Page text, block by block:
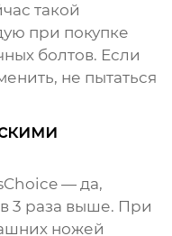
такой
при покупке
болтов. Если
не пытаться
— да,
3 раза выше. При
ножей